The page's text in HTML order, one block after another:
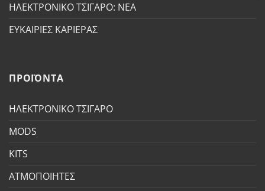
ΗΛΕΚΤΡΟΝΙΚΟ ΤΣΙΓΑΡΟ: ΝΕΑ
ΕΥΚΑΙΡΙΕΣ ΚΑΡΙΕΡΑΣ
ΠΡΟΪΟΝΤΑ
ΗΛΕΚΤΡΟΝΙΚΟ ΤΣΙΓΑΡΟ
MODS
KITS
ΑΤΜΟΠΟΙΗΤΕΣ